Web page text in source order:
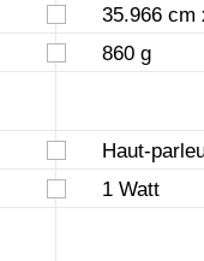
35.966 cm
860 g
Haut-
1 Watt